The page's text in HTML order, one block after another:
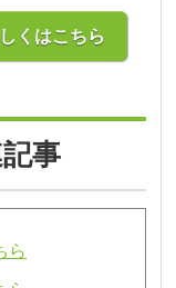
くはこちら
事
ら